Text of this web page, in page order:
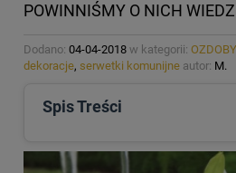
POWINNIŚMY O NICH
Dodano: 04-04-2018 w kategorii:
dekoracje, serwetki komunijne autor: M.
Spis Treści